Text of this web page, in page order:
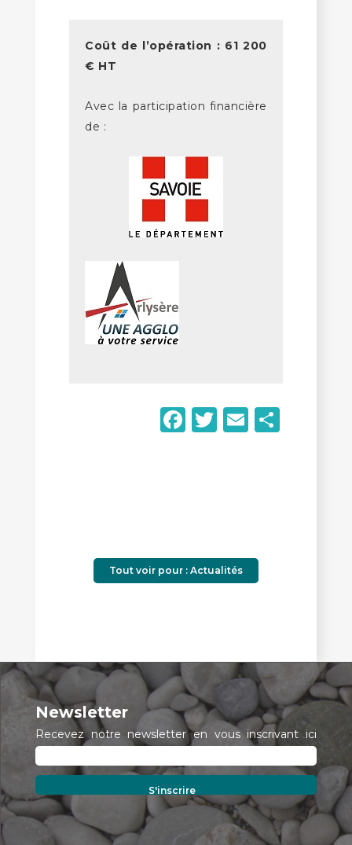
Coût de l’opération : 61 200
€ HT
Avec la participation financière
de :
Facebook
Twitter
Email
Tout voir pour : Actualités
Newsletter
Recevez notre newsletter en vous inscrivant ici